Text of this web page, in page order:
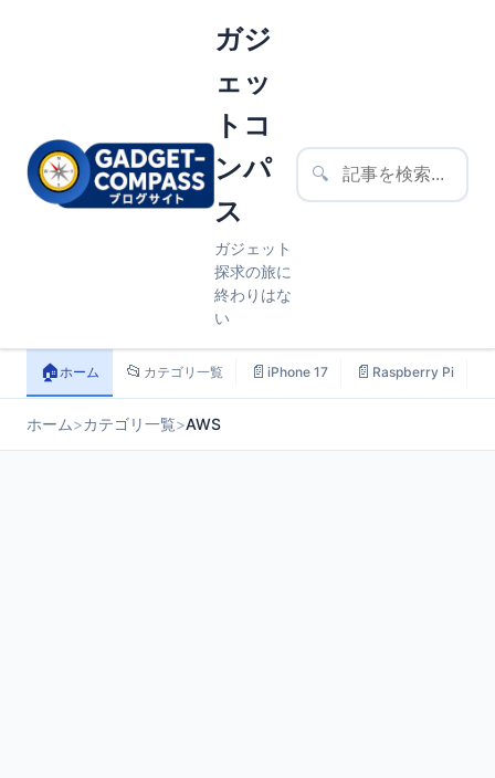
ガジ
ェッ
トコ
ンパ
ス
ガジェット
探求の旅に
終わりはな
い
🔍
🏠ホーム 📂 カテゴリ一覧 📄 iPhone 17 📄 Raspberry Pi
ホーム>カテゴリ一覧>AWS